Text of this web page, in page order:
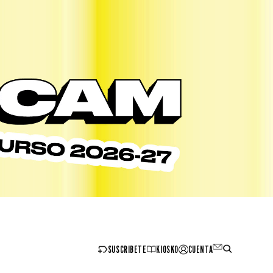
SUSCRIBETE KIOSKO CUENTA